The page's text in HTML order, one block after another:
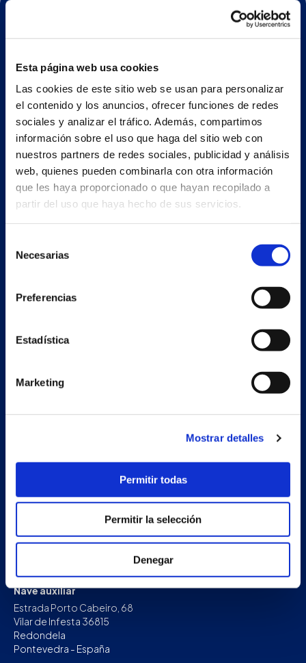
Esta página web usa cookies
Las cookies de este sitio web se usan para personalizar
el contenido y los anuncios, ofrecer funciones de redes
sociales y analizar el tráfico. Además, compartimos
información sobre el uso que haga del sitio web con
nuestros partners de redes sociales, publicidad y análisis
web, quienes pueden combinarla con otra información
que les haya proporcionado o que hayan recopilado a
partir del uso que haya hecho de sus servicios.
Necesarias
Preferencias
Estadística
Marketing
Mostrar detalles
Permitir todas
Permitir la selección
Denegar
Nave principal y oficinas
Estrada Porto Cabeiro, 35
Vilar de Infesta 36815
Redondela
+34 986 226 622
Nave auxiliar
Estrada Porto Cabeiro, 68
Vilar de Infesta 36815
Redondela
Pontevedra - España